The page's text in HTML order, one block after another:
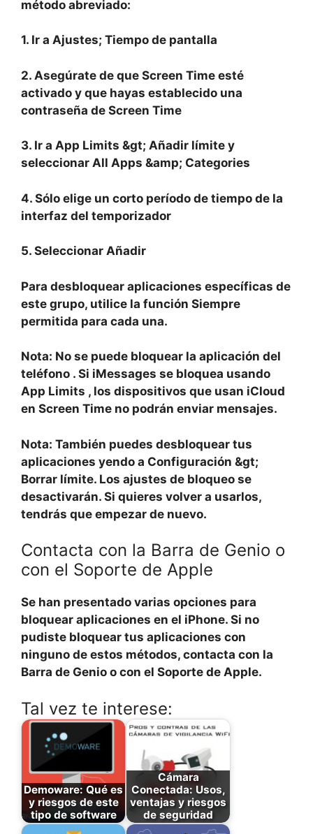
método abreviado:
1. Ir a Ajustes; Tiempo de pantalla
2. Asegúrate de que Screen Time esté
activado y que hayas establecido una
contraseña de Screen Time
3. Ir a App Limits &gt; Añadir límite y
seleccionar All Apps &amp; Categories
4. Sólo elige un corto período de tiempo de la
interfaz del temporizador
5. Seleccionar Añadir
Para desbloquear aplicaciones específicas de
este grupo, utilice la función Siempre
permitida para cada una.
Nota: No se puede bloquear la aplicación del
teléfono . Si iMessages se bloquea usando
App Limits , los dispositivos que usan iCloud
en Screen Time no podrán enviar mensajes.
Nota: También puedes desbloquear tus
aplicaciones yendo a Configuración &gt;
Borrar límite. Los ajustes de bloqueo se
desactivarán. Si quieres volver a usarlos,
tendrás que empezar de nuevo.
Contacta con la Barra de Genio o
con el Soporte de Apple
Se han presentado varias opciones para
bloquear aplicaciones en el iPhone. Si no
pudiste bloquear tus aplicaciones con
ninguno de estos métodos, contacta con la
Barra de Genio o con el Soporte de Apple.
Tal vez te interese:
Demoware: Qué es
y riesgos de este
tipo de software
Cámara
Conectada: Usos,
ventajas y riesgos
de seguridad